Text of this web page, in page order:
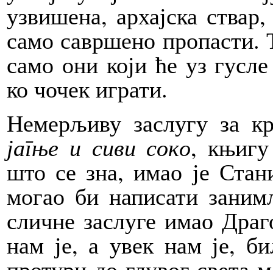
узвишена, архајска
само савршено пропасти.
само они који ће уз
ко чочек играти.
Немерљиву заслугу за
јагње и сиви соко,
што се зна, имао је
могао би написати
сличне заслуге имао
нам је, а увек нам је,